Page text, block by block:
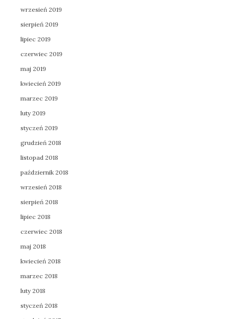
wrzesień 2019
sierpień 2019
lipiec 2019
czerwiec 2019
maj 2019
kwiecień 2019
marzec 2019
luty 2019
styczeń 2019
grudzień 2018
listopad 2018
październik 2018
wrzesień 2018
sierpień 2018
lipiec 2018
czerwiec 2018
maj 2018
kwiecień 2018
marzec 2018
luty 2018
styczeń 2018